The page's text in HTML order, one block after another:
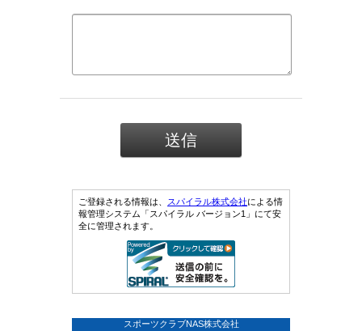
ご登録される情報は、 スパイラル株式会社による情
報管理システム「スパイラル バージョン1」にて安
全に管理されます。
スポーツクラブNAS株式会社